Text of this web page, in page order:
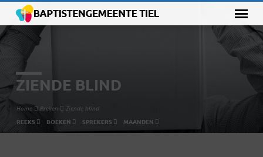
ZIENDE BLIND
Home Preken Ziende blind
REEKS BOEKEN SPREKERS MAANDEN